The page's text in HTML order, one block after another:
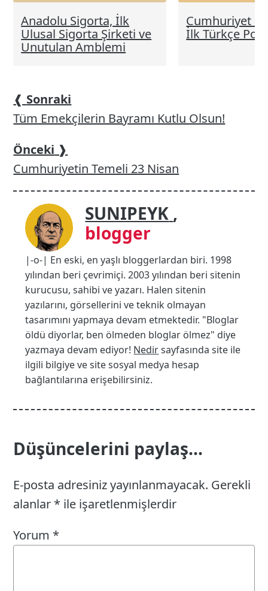
Anadolu Sigorta, İlk
Ulusal Sigorta Şirketi ve
Unutulan Amblemi
Cumhuriyet
İlk Türkçe
❰ Sonraki
Tüm Emekçilerin Bayramı Kutlu Olsun!
Önceki ❱
Cumhuriyetin Temeli 23 Nisan
SUNIPEYK ,
blogger
|-o-| En eski, en yaşlı bloggerlardan biri. 1998
yılından beri çevrimiçi. 2003 yılından beri sitenin
kurucusu, sahibi ve yazarı. Halen sitenin
yazılarını, görsellerini ve teknik olmayan
tasarımını yapmaya devam etmektedir. "Bloglar
öldü diyorlar, ben ölmeden bloglar ölmez" diye
yazmaya devam ediyor! Nedirsayfasında site ile
ilgili bilgiye ve site sosyal medya hesap
bağlantılarına erişebilirsiniz.
Düşüncelerini paylaş...
E-posta adresiniz yayınlanmayacak. Gerekli
alanlar * ile işaretlenmişlerdir
Yorum *